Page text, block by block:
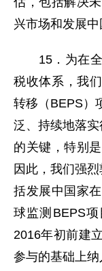
兴市场和发展中
15．为在全
税收体系，我
转移（BEPS）
泛、持续地落
的关键，特别
因此，我们强
括发展中国家
球监测BEPS
2016年初前建
参与的基础上